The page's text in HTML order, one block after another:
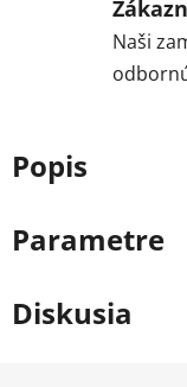
Naši
Popis
Parametre
Diskusia